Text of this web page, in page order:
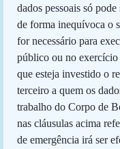
dados pessoais só
de forma inequívoca o
for necessário para
público ou no exercício
que esteja investido o
terceiro a quem os
trabalho do Corpo de
nas cláusulas acima
de emergência irá ser